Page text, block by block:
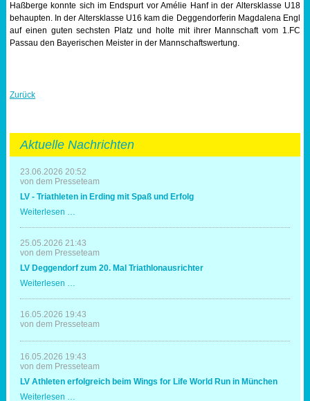
Haßberge konnte sich im Endspurt vor Amélie Hanf in der Altersklasse U18
behaupten. In der Altersklasse U16 kam die Deggendorferin Magdalena Engl
auf einen guten sechsten Platz und holte mit ihrer Mannschaft vom 1.FC
Passau den Bayerischen Meister in der Mannschaftswertung.
Zurück
Aktuelle Nachrichten
23.06.2026 20:52
von dem Presseteam
LV - Triathleten in Erding mit Spaß und Erfolg
Weiterlesen …
Triathleten
in
Erding
Spaß
Erfolg
25.05.2026 21:43
von dem Presseteam
LV Deggendorf zum 20. Mal Triathlonausrichter
Weiterlesen …
zum
20.
Mal
16.05.2026 19:43
von dem Presseteam
16.05.2026 19:43
von dem Presseteam
LV Athleten erfolgreich beim Wings for Life World Run in München
Weiterlesen …